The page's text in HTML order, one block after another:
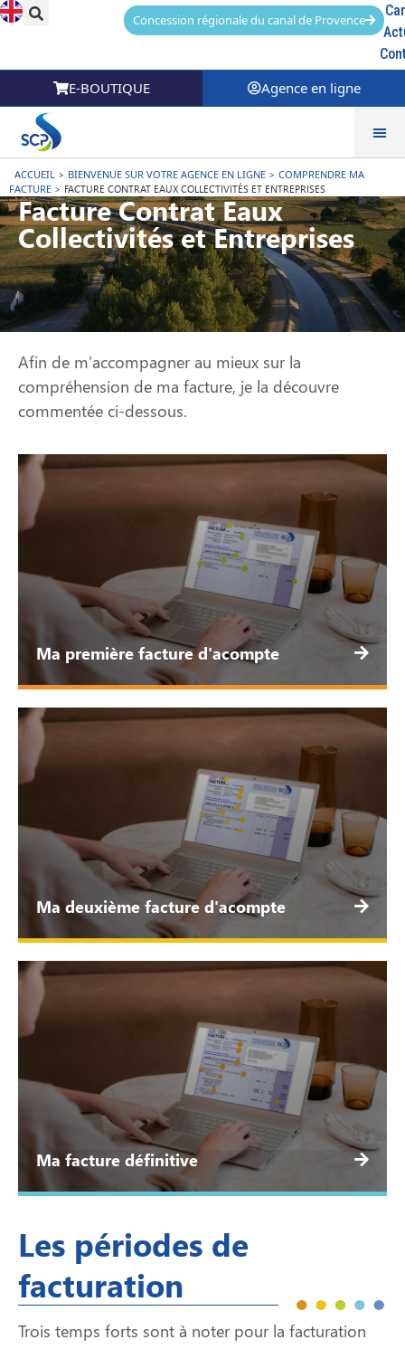
Concession régionale du canal de Provence
E-BOUTIQUE Agence en ligne
ACCUEIL > BIENVENUE SUR VOTRE AGENCE EN LIGNE > COMPRENDRE MA
FACTURE > FACTURE CONTRAT EAUX COLLECTIVITÉS ET ENTREPRISES
Facture Contrat Eaux
Collectivités et Entreprises
Afin de m’accompagner au mieux sur la
compréhension de ma facture, je la découvre
commentée ci-dessous.
Ma première facture d'acompte
Ma deuxième facture d'acompte
Ma facture définitive
Les périodes de
facturation
Trois temps forts sont à noter pour la facturation